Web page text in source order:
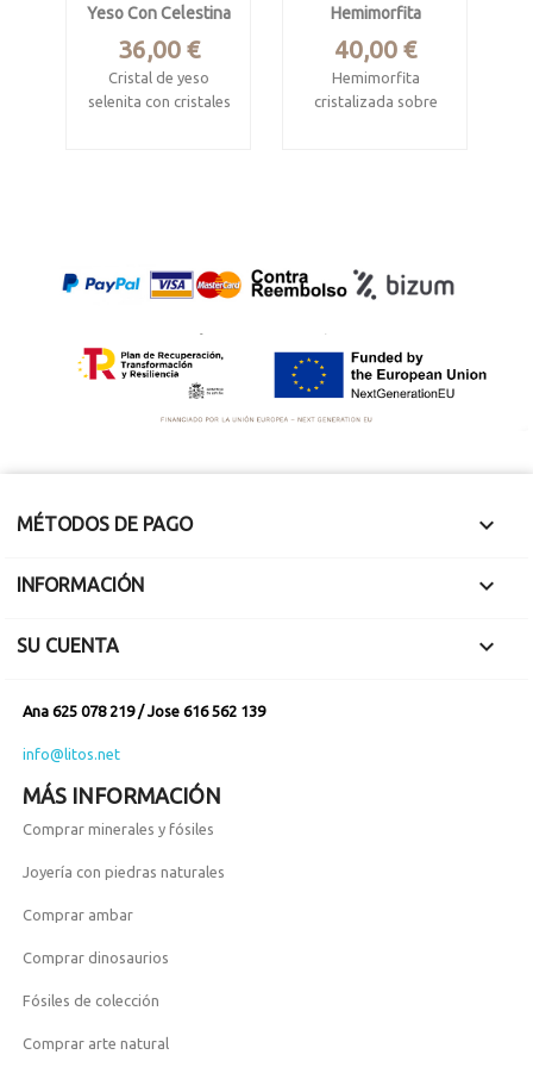
función del ángulo
con el que se
disponga la pieza.
Yeso Con Celestina
Precio
36,00 €
Cristal de yeso
selenita con cristales
Yeso transparente.
Hemimorfita
Precio
40,00 €
Hemimorfita
cristalizada sobre
MÉTODOS DE PAGO 
INFORMACIÓN 
SU CUENTA 
Ana 625 078 219 / Jose 616 562 139
info@litos.net
MÁS INFORMACIÓN
Comprar minerales y fósiles
Joyería con piedras naturales
Comprar ambar
Comprar dinosaurios
Fósiles de colección
Comprar arte natural